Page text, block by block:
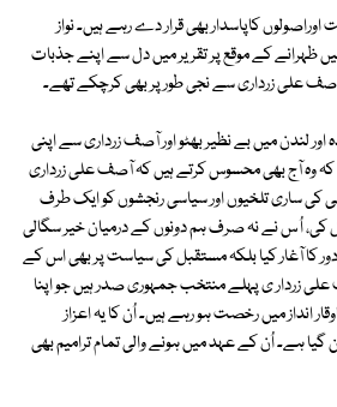
کاپاسدار بھی قرار دے رہے ہیں۔ نواز
ظہرانے کے موقع پر تقریر میں دل سے اپنے جذبات
آصف علی زرداری سے نجی طورپر بھی کرچکے تھے۔
اور لندن میں بے نظیر بھٹو اور آصف زرداری سے اپنی
کہ وہ آج بھی محسوس کرتے ہیں کہ آصف علی زرداری
کی ساری تلخیوں اور سیاسی رنجشوں کو ایک طرف
کی، اُ س نے نہ صرف ہم دونوں کے درمیان خیر سگالی
کا آغار کیا بلکہ مستقبل کی سیاست پر بھی اس کے
زردار ی پہلے منتخب جمہوری صدر ہیں جو اپنا
انداز میں رخصت ہو رہے ہیں۔ اُن کا یہ اعزاز
ہے۔ اُن کے عہد میں ہونے والی تمام ترامیم بھی